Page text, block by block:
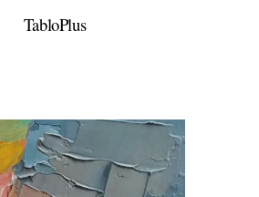
TabloPlus